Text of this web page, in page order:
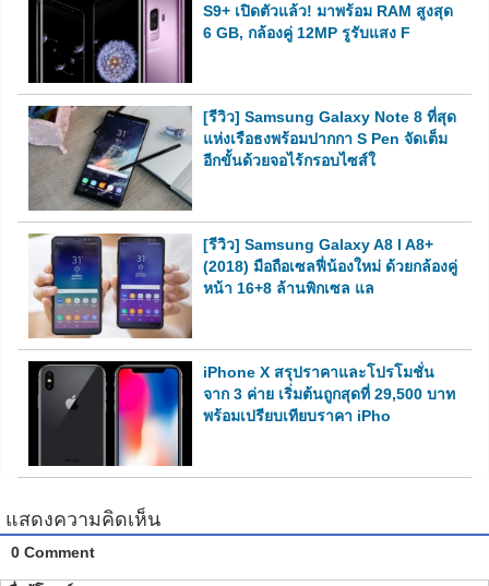
S9+ เปิดตัวแล้ว! มาพร้อม RAM สูงสุด
6 GB, กล้องคู่ 12MP รูรับแสง F
[รีวิว] Samsung Galaxy Note 8 ที่สุด
แห่งเรือธงพร้อมปากกา S Pen จัดเต็ม
อีกขั้นด้วยจอไร้กรอบไซส์ใ
[รีวิว] Samsung Galaxy A8 l A8+
(2018) มือถือเซลฟี่น้องใหม่ ด้วยกล้องคู่
หน้า 16+8 ล้านพิกเซล แล
iPhone X สรุปราคาและโปรโมชั่น
จาก 3 ค่าย เริ่มต้นถูกสุดที่ 29,500 บาท
พร้อมเปรียบเทียบราคา iPho
แสดงความคิดเห็น
0 Comment